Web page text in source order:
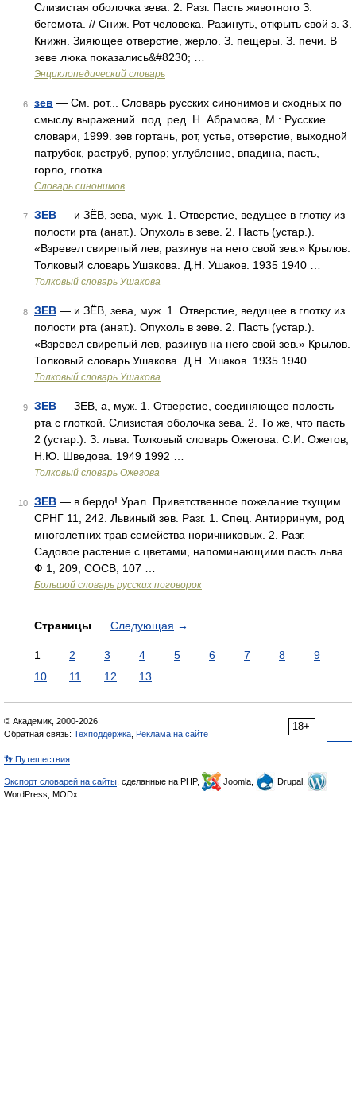
Слизистая оболочка зева. 2. Разг. Пасть животного З.
бегемота. // Сниж. Рот человека. Разинуть, открыть свой з. 3.
Книжн. Зияющее отверстие, жерло. З. пещеры. З. печи. В
зеве люка показались&#8230; …
Энциклопедический словарь
6 зев — См. рот... Словарь русских синонимов и сходных по
смыслу выражений. под. ред. Н. Абрамова, М.: Русские
словари, 1999. зев гортань, рот, устье, отверстие, выходной
патрубок, раструб, рупор; углубление, впадина, пасть,
горло, глотка …
Словарь синонимов
7 ЗЕВ — и ЗЁВ, зева, муж. 1. Отверстие, ведущее в глотку из
полости рта (анат.). Опухоль в зеве. 2. Пасть (устар.).
«Взревел свирепый лев, разинув на него свой зев.» Крылов.
Толковый словарь Ушакова. Д.Н. Ушаков. 1935 1940 …
Толковый словарь Ушакова
8 ЗЕВ — и ЗЁВ, зева, муж. 1. Отверстие, ведущее в глотку из
полости рта (анат.). Опухоль в зеве. 2. Пасть (устар.).
«Взревел свирепый лев, разинув на него свой зев.» Крылов.
Толковый словарь Ушакова. Д.Н. Ушаков. 1935 1940 …
Толковый словарь Ушакова
9 ЗЕВ — ЗЕВ, а, муж. 1. Отверстие, соединяющее полость
рта с глоткой. Слизистая оболочка зева. 2. То же, что пасть
2 (устар.). З. льва. Толковый словарь Ожегова. С.И. Ожегов,
Н.Ю. Шведова. 1949 1992 …
Толковый словарь Ожегова
10 ЗЕВ — в бердо! Урал. Приветственное пожелание ткущим.
СРНГ 11, 242. Львиный зев. Разг. 1. Спец. Антирринум, род
многолетних трав семейства норичниковых. 2. Разг.
Садовое растение с цветами, напоминающими пасть льва.
Ф 1, 209; СОСВ, 107 …
Большой словарь русских поговорок
Страницы Следующая →
1 2 3 4 5 6 7 8
9
10
11 12 13
18+
© Академик, 2000-2026
Обратная связь: Техподдержка Реклама на сайте
👣 Путешествия
Экспорт словарей на сайты , сделанные на PHP, Joomla,
Drupal,
WordPress, MODx.